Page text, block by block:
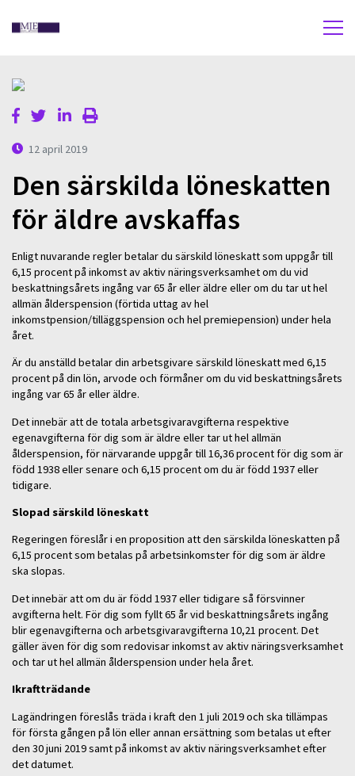
12 april 2019
Den särskilda löneskatten
för äldre avskaffas
Enligt nuvarande regler betalar du särskild löneskatt som uppgår till
6,15 procent på inkomst av aktiv näringsverksamhet om du vid
beskattningsårets ingång var 65 år eller äldre eller om du tar ut hel
allmän ålderspension (förtida uttag av hel
inkomstpension/tilläggspension och hel premiepension) under hela
året.
Är du anställd betalar din arbetsgivare särskild löneskatt med 6,15
procent på din lön, arvode och förmåner om du vid beskattningsårets
ingång var 65 år eller äldre.
Det innebär att de totala arbetsgivaravgifterna respektive
egenavgifterna för dig som är äldre eller tar ut hel allmän
ålderspension, för närvarande uppgår till 16,36 procent för dig som är
född 1938 eller senare och 6,15 procent om du är född 1937 eller
tidigare.
Slopad särskild löneskatt
Regeringen föreslår i en proposition att den särskilda löneskatten på
6,15 procent som betalas på arbetsinkomster för dig som är äldre
ska slopas.
Det innebär att om du är född 1937 eller tidigare så försvinner
avgifterna helt. För dig som fyllt 65 år vid beskattningsårets ingång
blir egenavgifterna och arbetsgivaravgifterna 10,21 procent. Det
gäller även för dig som redovisar inkomst av aktiv näringsverksamhet
och tar ut hel allmän ålderspension under hela året.
Ikraftträdande
Lagändringen föreslås träda i kraft den 1 juli 2019 och ska tillämpas
för första gången på lön eller annan ersättning som betalas ut efter
den 30 juni 2019 samt på inkomst av aktiv näringsverksamhet efter
det datumet.